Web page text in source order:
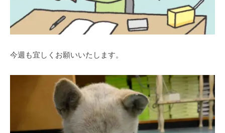
今週も宜しくお願いいたします。